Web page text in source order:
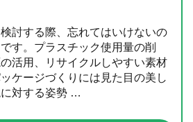
討する際、忘れてはいけないの
す。プラスチック使用量の削
活用、リサイクルしやすい素材
ケージづくりには見た目の美し
対する姿勢 …